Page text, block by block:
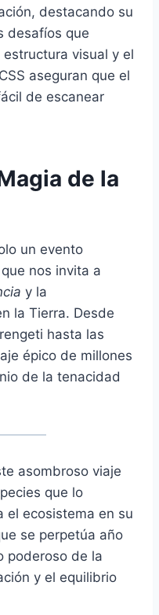
destacando su
desafíos que
visual y el
aseguran que el
de escanear
de la
un evento
nos invita a
y la
la Tierra. Desde
hasta las
épico de millones
de la tenacidad
asombroso viaje
que lo
el ecosistema en su
se perpetúa año
poderoso de la
y el equilibrio